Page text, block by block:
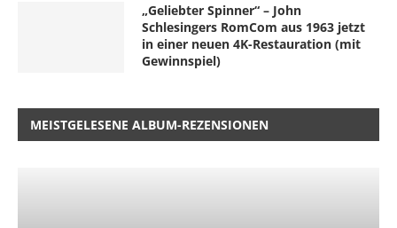
„Geliebter Spinner“ – John
Schlesingers RomCom aus 1963 jetzt
in einer neuen 4K-Restauration (mit
Gewinnspiel)
MEISTGELESENE ALBUM-REZENSIONEN